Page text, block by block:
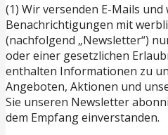
(1) Wir versenden E-Mails
Benachrichtigungen mit
(nachfolgend „Newsletter“)
oder einer gesetzlichen
enthalten Informationen zu
Angeboten, Aktionen und
Sie unseren Newsletter
dem Empfang einverstanden.